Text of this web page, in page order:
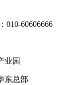
010-60606666
业园
东总部